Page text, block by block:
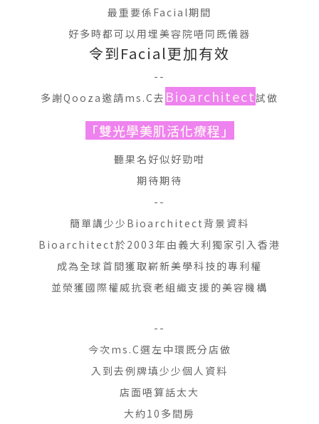
最重要係Facial期間
好多時都可以用埋美容院唔同既儀器
令到Facial更加有效
--
多謝Qooza邀請ms.C去 Bioarchitect試做
「雙光學美肌活化療程」
聽果名好似好勁咁
期待期待
--
簡單講少少Bioarchitect背景資料
Bioarchitect於2003年由義大利獨家引入香港
成為全球首間獲取嶄新美學科技的專利權
並榮獲國際權威抗衰老組織支援的美容機構
--
今次ms.C選左中環既分店做
入到去例牌填少少個人資料
店面唔算話太大
大約10多間房